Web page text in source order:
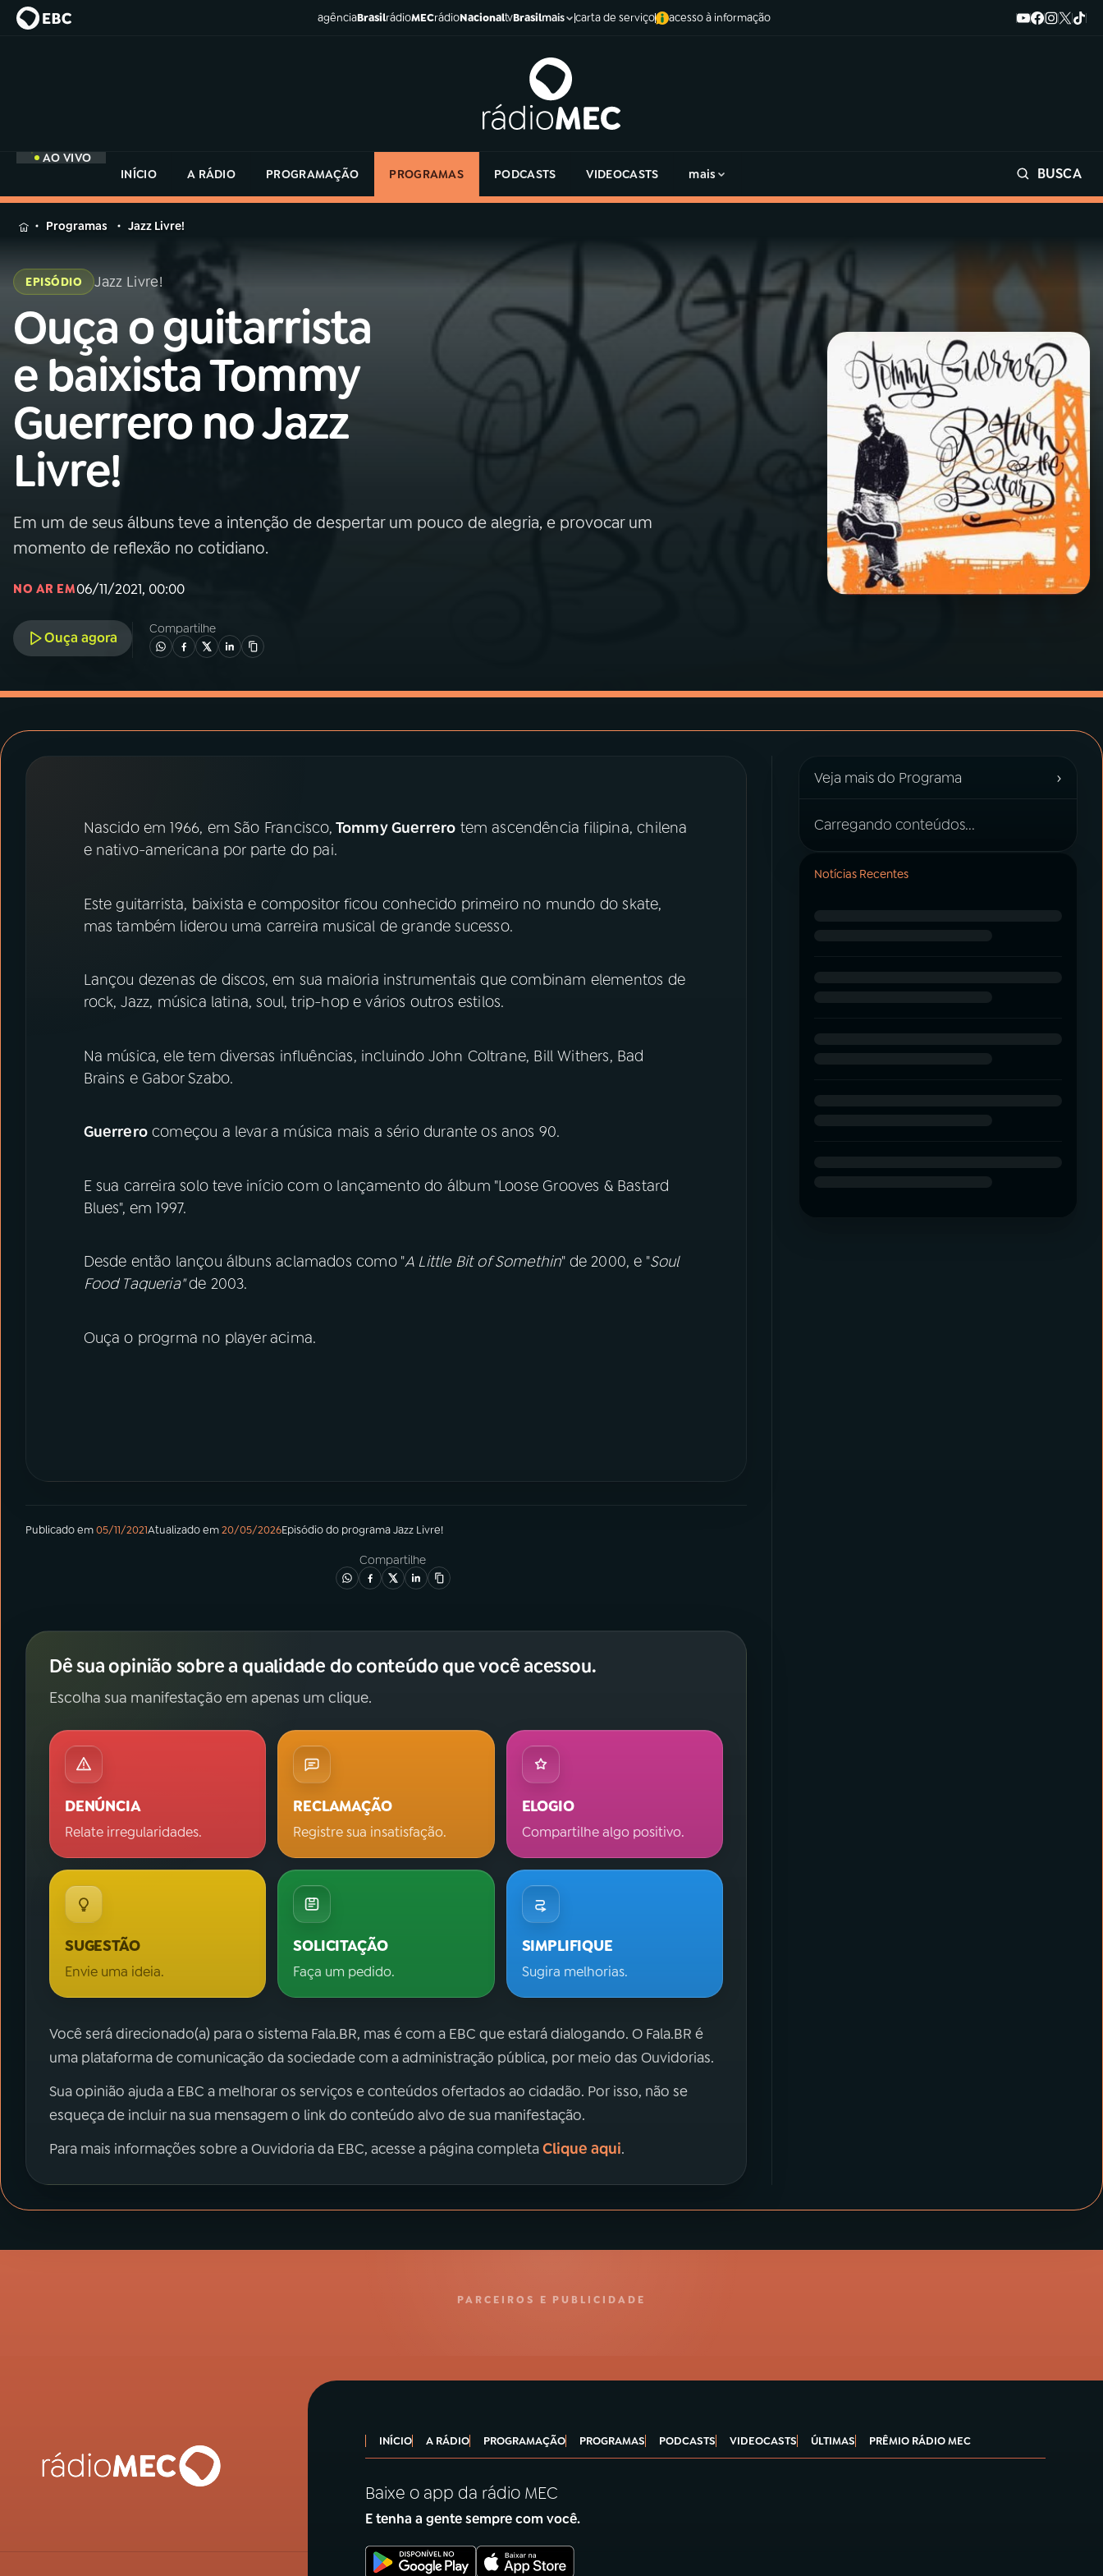
agênciaBrasilrádioMECrádioNacionaltvBrasilmais carta de serviço acesso à informação
AO VIVO
INÍCIO
A RÁDIO PROGRAMAÇÃO PROGRAMAS PODCASTS VIDEOCASTS mais BUSCA
MENU
Buscar
na
Rádio
MEC
Início AO VIVO
01INÍCIO
02A RÁDIO
03PROGRAMAÇÃO
05 PODCASTS
ACOMPANHE A RÁDIO MEC
Instagram X
na
Rádio
Programas Jazz Livre!
EPISÓDIO Jazz Livre!
Ouça o guitarrista
e baixista Tommy
Guerrero no Jazz
Livre!
Em um de seus álbuns teve a intenção de despertar um pouco de alegria, e provocar um
momento de reflexão no cotidiano.
NO AR EM06/11/2021, 00:00
Ouça agora
Compartilhe
Nascido em 1966, em São Francisco, Tommy Guerrero tem ascendência filipina, chilena
e nativo-americana por parte do pai.
Este guitarrista, baixista e compositor ficou conhecido primeiro no mundo do skate,
mas também liderou uma carreira musical de grande sucesso.
Lançou dezenas de discos, em sua maioria instrumentais que combinam elementos de
rock, Jazz, música latina, soul, trip-hop e vários outros estilos.
Na música, ele tem diversas influências, incluindo John Coltrane, Bill Withers, Bad
Brains e Gabor Szabo.
Guerrerocomeçou a levar a música mais a sério durante os anos 90.
E sua carreira solo teve início com o lançamento do álbum "Loose Grooves & Bastard
Blues", em 1997.
Desde então lançou álbuns aclamados como "A Little Bit of Somethin" de 2000, e "Soul
Food Taqueria"de 2003.
Ouça o progrma no player acima.
Publicado em05/11/2021Atualizado em20/05/2026Episódiodo programaJazz Livre!
Compartilhe
Dê sua opinião sobre a qualidade do conteúdo que você acessou.
Escolha sua manifestação em apenas um clique.
DENÚNCIA
Relate irregularidades.
RECLAMAÇÃO
Registre sua insatisfação.
ELOGIO
Compartilhe algo positivo.
SUGESTÃO
Envie uma ideia.
SOLICITAÇÃO
Faça um pedido.
SIMPLIFIQUE
Sugira melhorias.
Você será direcionado(a) para o sistema Fala.BR, mas é com a EBC que estará dialogando. O Fala.BR é
uma plataforma de comunicação da sociedade com a administração pública, por meio das Ouvidorias.
Sua opinião ajuda a EBC a melhorar os serviços e conteúdos ofertados ao cidadão. Por isso, não se
esqueça de incluir na sua mensagem o link do conteúdo alvo de sua manifestação.
Para mais informações sobre a Ouvidoria da EBC, acesse a página completaClique aqui.
Veja mais do Programa ›
Carregando conteúdos...
Notícias Recentes
PARCEIROS E PUBLICIDADE
INÍCIO A RÁDIO PROGRAMAÇÃO PROGRAMAS PODCASTS VIDEOCASTS ÚLTIMAS PRÊMIO RÁDIO MEC
Baixe o app da rádio MEC
E tenha a gente sempre com você.